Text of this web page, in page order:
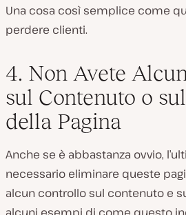
Una cosa così semplice come
perdere clienti.
4. Non Avete
sul Contenuto o
della Pagina
Anche se è abbastanza ovvio,
necessario eliminare queste
alcun controllo sul contenuto e